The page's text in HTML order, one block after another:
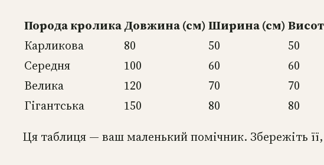
Порода кроликаДовжина (см)Ширина (см)
Карликова
80 50
50
Середня
100 60
60
Велика
120 70
70
Гігантська
150 80
80
Ця таблиця — ваш маленький помічник. Збережіть